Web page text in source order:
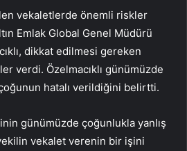
vekaletlerde önemli riskler
Emlak Global Genel Müdürü
dikkat edilmesi gereken
verdi. Özelmacıklı günümüzde
hatalı verildiğini belirtti.
günümüzde çoğunlukla yanlış
vekalet verenin bir işini